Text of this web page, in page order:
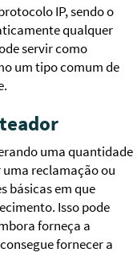
IP, sendo o
qualquer
servir como
um tipo comum de
uma quantidade
uma reclamação ou
básicas em que
Isso pode
forneça a
fornecer a